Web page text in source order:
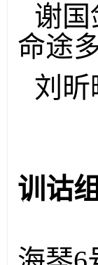
谢国
命途
刘昕
训诂